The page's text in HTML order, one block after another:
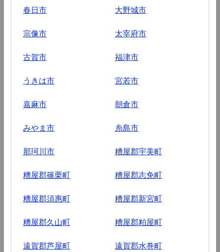
春日市 大野城市
宗像市 太宰府市
古賀市 福津市
うきは市 宮若市
嘉麻市 朝倉市
みやま市 糸島市
那珂川市 糟屋郡宇美町
糟屋郡篠栗町 糟屋郡志免町
糟屋郡須惠町 糟屋郡新宮町
糟屋郡久山町 糟屋郡粕屋町
遠賀郡芦屋町 遠賀郡水巻町